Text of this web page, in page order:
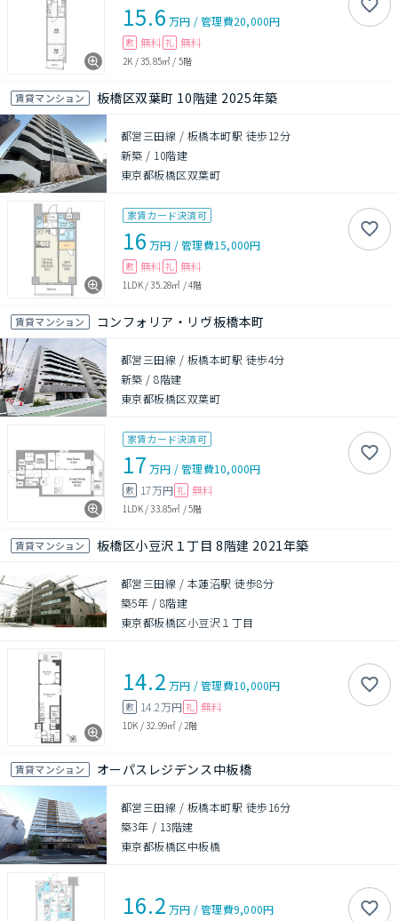
15.6 万円 /管理費20,000円
敷 無料 礼 無料
2K /35.85㎡ / 5階
賃貸マンション 板橋区双葉町 10階建 2025年築
都営三田線 / 板橋本町駅 徒歩12分
新築 / 10階建
東京都板橋区双葉町
家賃カード決済可
16 万円 /管理費15,000円
敷 無料 礼 無料
1LDK/35.28㎡ /4階
賃貸マンション コンフォリア・リヴ板橋本町
都営三田線 / 板橋本町駅 徒歩4分
新築 /8階建
東京都板橋区双葉町
家賃カード決済可
17 万円 /管理費10,000円
敷 17万円 礼 無料
1LDK/33.85㎡ /5階
賃貸マンション 板橋区小豆沢１丁目 8階建 2021年築
都営三田線 / 本蓮沼駅 徒歩8分
築5年 / 8階建
東京都板橋区小豆沢１丁目
14.2 万円 /管理費10,000円
敷 14.2万円 礼 無料
1DK /32.99㎡ / 2階
賃貸マンション オーパスレジデンス中板橋
都営三田線 / 板橋本町駅 徒歩16分
築3年 / 13階建
東京都板橋区中板橋
16.2 万円 /管理費9,000円